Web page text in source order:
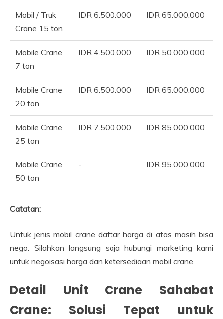
Mobil / Truk
Crane 15 ton
IDR 6.500.000 IDR 65.000.000
Mobile Crane
7 ton
IDR 4.500.000 IDR 50.000.000
Mobile Crane
20 ton
IDR 6.500.000 IDR 65.000.000
Mobile Crane
25 ton
IDR 7.500.000 IDR 85.000.000
Mobile Crane
50 ton
- IDR 95.000.000
Catatan:
Untuk jenis mobil crane daftar harga di atas masih bisa
nego. Silahkan langsung saja hubungi marketing kami
untuk negoisasi harga dan ketersediaan mobil crane.
Detail Unit Crane Sahabat
Crane: Solusi Tepat untuk